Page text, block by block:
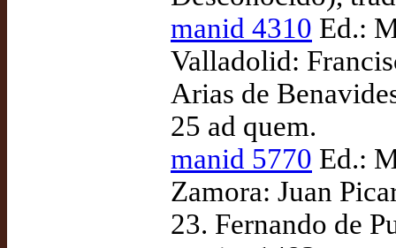
manid 4310 Ed.:
Valladolid:
Arias de
25 ad quem.
manid 5770 Ed.:
Zamora: Juan
23. Fernando de